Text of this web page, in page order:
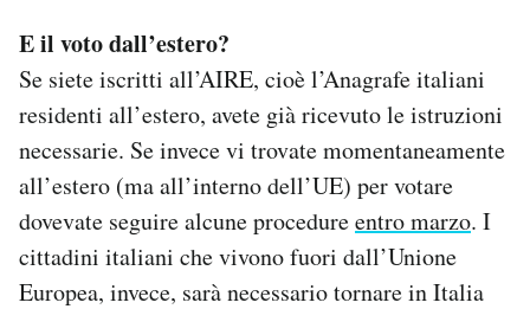
E il voto dall’estero?
Se siete iscritti all’AIRE, cioè l’Anagrafe italiani
residenti all’estero, avete già ricevuto le istruzioni
necessarie. Se invece vi trovate momentaneamente
all’estero (ma all’interno dell’UE) per votare
dovevate seguire alcune procedureentro marzo. I
cittadini italiani che vivono fuori dall’Unione
Europea, invece, sarà necessario tornare in Italia